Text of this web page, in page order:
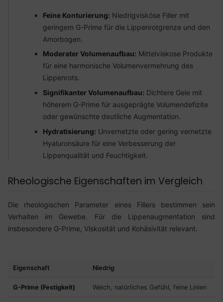
Feine Konturierung: Niedrigvisköse Filler mit
geringem G-Prime für die Lippenrotgrenze und den
Amorbogen.
Moderater Volumenaufbau: Mittelviskose Produkte
für eine harmonische Volumenvermehrung des
Lippenrots.
Signifikanter Volumenaufbau: Dichtere Gele mit
höherem G-Prime für ausgeprägte Volumendefizite
oder gewünschte deutliche Augmentation.
Hydratisierung: Unvernetzte oder gering vernetzte
Hyaluronsäure für eine Verbesserung der
Lippenqualität und Feuchtigkeit.
Rheologische Eigenschaften im Vergleich
Die rheologischen Parameter eines Fillers bestimmen sein
Verhalten im Gewebe. Für die Lippenaugmentation sind
insbesondere G-Prime, Viskosität und Kohäsivität relevant.
Eigenschaft Niedrig
G-Prime (Festigkeit) Weich, natürliches Gefühl, feine Linien